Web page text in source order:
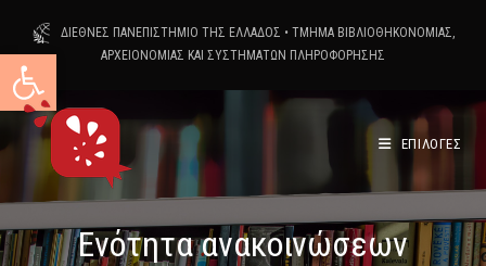
Ανοίξτε τη γραμμή εργαλείων
content
ΔΙΕΘΝΕΣ ΠΑΝΕΠΙΣΤΗΜΙΟ ΤΗΣ ΕΛΛΑΔΟΣ • ΤΜΗΜΑ ΒΙΒΛΙΟΘΗΚΟΝΟΜΙΑΣ,
ΑΡΧΕΙΟΝΟΜΙΑΣ ΚΑΙ ΣΥΣΤΗΜΑΤΩΝ ΠΛΗΡΟΦΟΡΗΣΗΣ
ΕΠΙΛΟΓΕΣ
Ενότητα ανακοινώσεων